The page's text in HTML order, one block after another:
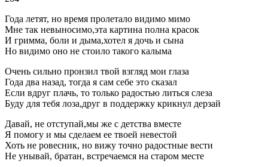
Года летят, но время пролетало видимо мимо
Мне так невыносимо,эта картина полна красок
И гримма, боли и дыма,хотел я дочь и сына
Но видимо оно не стоило такого калыма
Очень сильно пронзил твой взгляд мои глаза
Года два назад, тогда я сам себе это сказал
Если вдруг плачь, то только радостью литься слеза
Буду для тебя лоза,друг в поддержку крикнул дерзай
Давай, не отступай,мы же с детства вместе
Я помогу и мы сделаем ее твоей невестой
Хоть не ровесник, но вижу точно радостные вести
Не унывай, братан, встречаемся на старом месте